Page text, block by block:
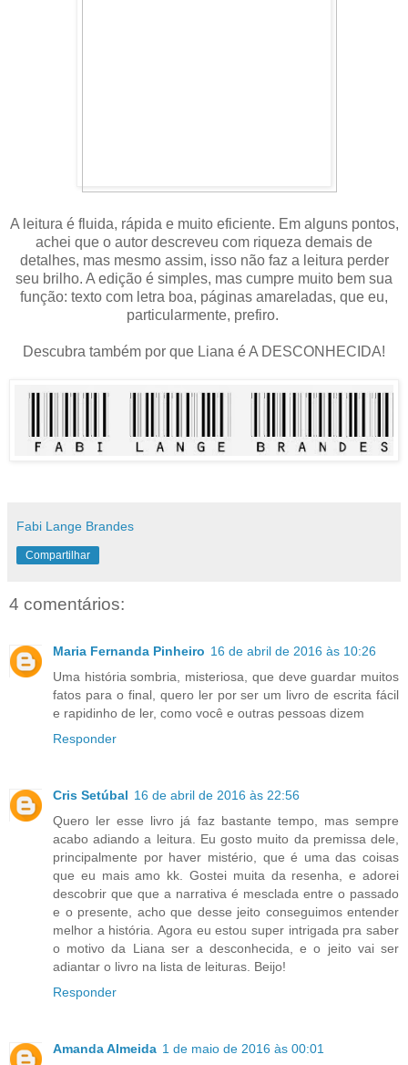
A leitura é fluida, rápida e muito eficiente. Em alguns pontos,
achei que o autor descreveu com riqueza demais de
detalhes, mas mesmo assim, isso não faz a leitura perder
seu brilho. A edição é simples, mas cumpre muito bem sua
função: texto com letra boa, páginas amareladas, que eu,
particularmente, prefiro.
Descubra também por que Liana é A DESCONHECIDA!
Fabi Lange Brandes
Compartilhar
4 comentários:
Maria Fernanda Pinheiro 16 de abril de 2016 às 10:26
Uma história sombria, misteriosa, que deve guardar muitos
fatos para o final, quero ler por ser um livro de escrita fácil
e rapidinho de ler, como você e outras pessoas dizem
Responder
Cris Setúbal 16 de abril de 2016 às 22:56
Quero ler esse livro já faz bastante tempo, mas sempre
acabo adiando a leitura. Eu gosto muito da premissa dele,
principalmente por haver mistério, que é uma das coisas
que eu mais amo kk. Gostei muita da resenha, e adorei
descobrir que que a narrativa é mesclada entre o passado
e o presente, acho que desse jeito conseguimos entender
melhor a história. Agora eu estou super intrigada pra saber
o motivo da Liana ser a desconhecida, e o jeito vai ser
adiantar o livro na lista de leituras. Beijo!
Responder
Amanda Almeida 1 de maio de 2016 às 00:01